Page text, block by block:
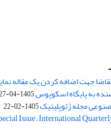
جهت اضافه کردن یک مقاله
به پایگاه اسکوپوس1405-04-27
مجله ژئوپلیتیک1405-02-22
Issue – International